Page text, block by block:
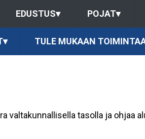
EDUSTUS▾ POJAT▾
▾ TULE MUKAAN
valtakunnallisella tasolla ja ohjaa